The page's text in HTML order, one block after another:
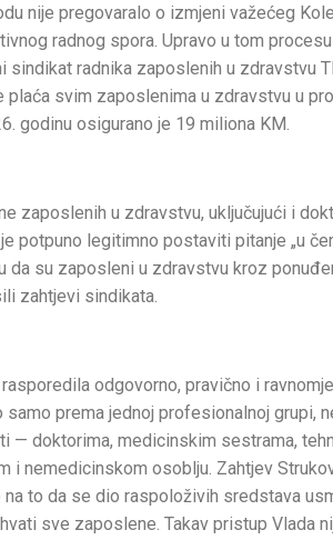
nije pregovaralo o izmjeni važećeg
radnog spora. Upravo u tom
radnika zaposlenih u zdravstvu
svim zaposlenima u zdravstvu u
godinu osigurano je 19 miliona KM.
zaposlenih u zdravstvu, uključujući i
potpuno legitimno postaviti pitanje „u
da su zaposleni u zdravstvu kroz
zahtjevi sindikata.
odgovorno, pravično i
prema jednoj profesionalnoj grupi,
doktorima, medicinskim sestrama,
i nemedicinskom osoblju. Zahtjev
to da se dio raspoloživih sredstava
sve zaposlene. Takav pristup Vlada